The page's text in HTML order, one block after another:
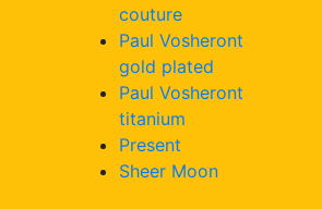
couture
Paul Vosheront
gold plated
Paul Vosheront
titanium
Present
Sheer Moon